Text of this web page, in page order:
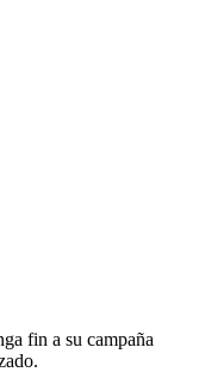
fin a su campaña